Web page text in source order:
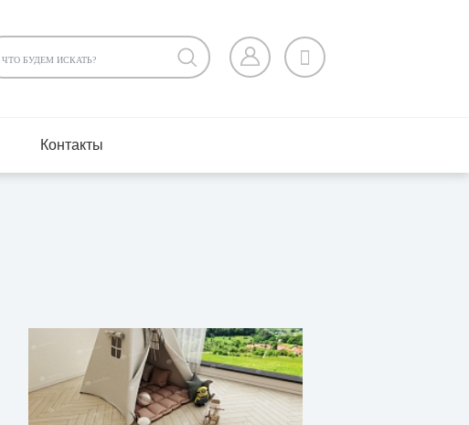
Контакты